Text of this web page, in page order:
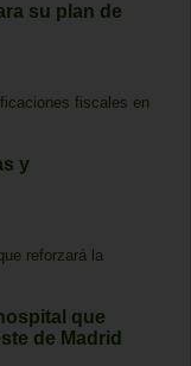
su plan de
y
que
de Madrid